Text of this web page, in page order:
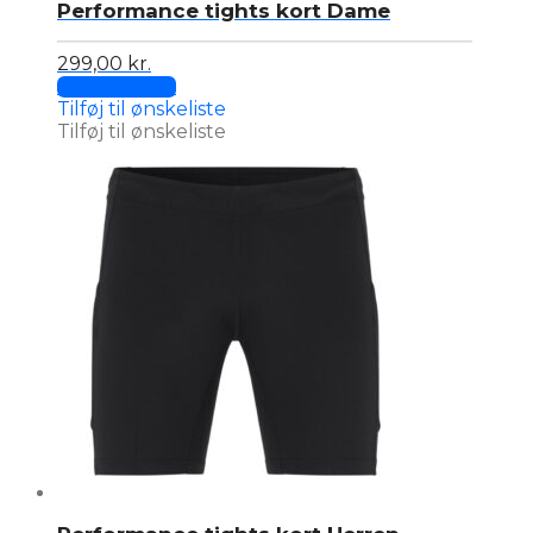
Performance tights kort Dame
299,00 kr.
Select optionsThis
product
has
variants.
product
page
Tilføj til ønskeliste
Tilføj til ønskeliste